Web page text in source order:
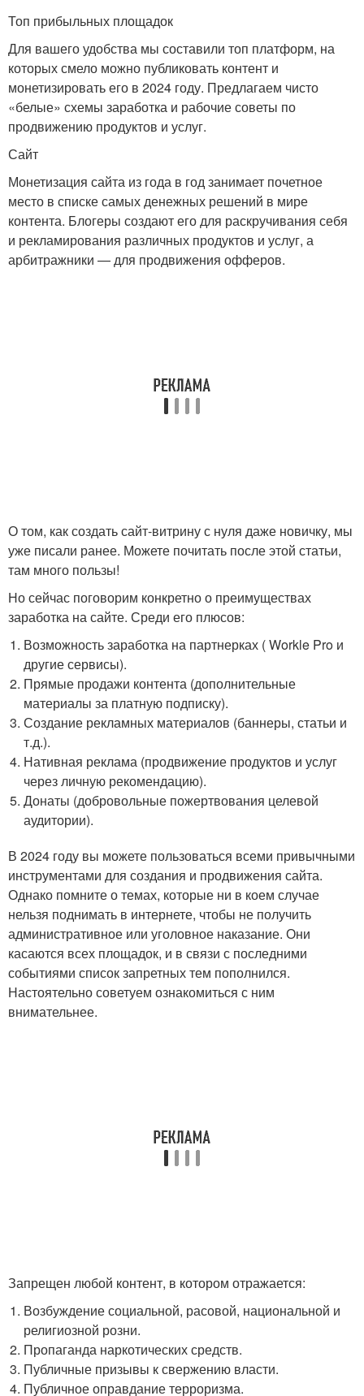
Топ прибыльных площадок
Для вашего удобства мы составили топ платформ, на
которых смело можно публиковать контент и
монетизировать его в 2024 году. Предлагаем чисто
«белые» схемы заработка и рабочие советы по
продвижению продуктов и услуг.
Сайт
Монетизация сайта из года в год занимает почетное
место в списке самых денежных решений в мире
контента. Блогеры создают его для раскручивания себя
и рекламирования различных продуктов и услуг, а
арбитражники — для продвижения офферов.
О том, как создать сайт-витрину с нуля даже новичку, мы
уже писали ранее. Можете почитать после этой статьи,
там много пользы!
Но сейчас поговорим конкретно о преимуществах
заработка на сайте. Среди его плюсов:
Возможность заработка на партнерках ( Workle Pro и
другие сервисы).
Прямые продажи контента (дополнительные
материалы за платную подписку).
Создание рекламных материалов (баннеры, статьи и
т.д.).
Нативная реклама (продвижение продуктов и услуг
через личную рекомендацию).
Донаты (добровольные пожертвования целевой
аудитории).
В 2024 году вы можете пользоваться всеми привычными
инструментами для создания и продвижения сайта.
Однако помните о темах, которые ни в коем случае
нельзя поднимать в интернете, чтобы не получить
административное или уголовное наказание. Они
касаются всех площадок, и в связи с последними
событиями список запретных тем пополнился.
Настоятельно советуем ознакомиться с ним
внимательнее.
Запрещен любой контент, в котором отражается:
Возбуждение социальной, расовой, национальной и
религиозной розни.
Пропаганда наркотических средств.
Публичные призывы к свержению власти.
Публичное оправдание терроризма.